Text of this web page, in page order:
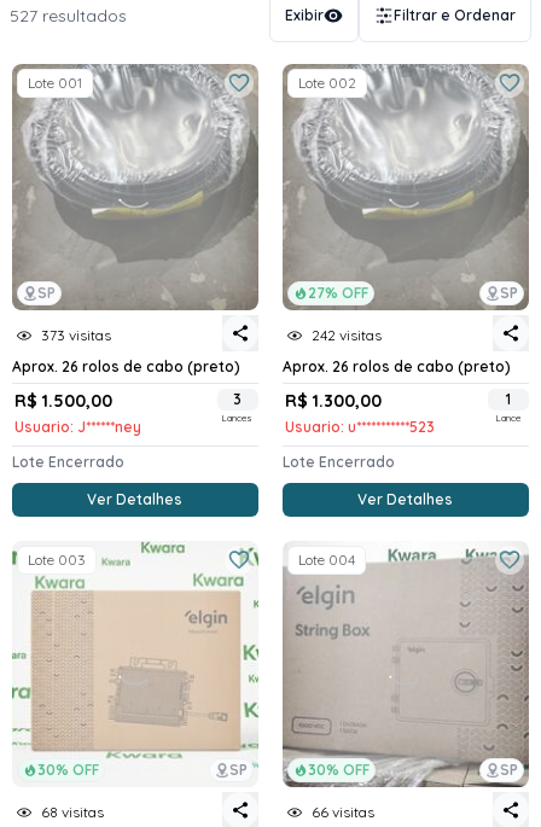
527 resultados Exibir Filtrar e Ordenar
SP
Lote 001
373 visitas
Aprox. 26 rolos de cabo (preto)
R$ 1.500,00
Usuario: J******ney
3
Lances
Lote Encerrado
Ver Detalhes
27% OFF SP
Lote 002
242 visitas
Aprox. 26 rolos de cabo (preto)
R$ 1.300,00
Usuario: u***********523
1
Lance
Lote Encerrado
Ver Detalhes
30% OFF SP
Lote 003
68 visitas
30% OFF SP
Lote 004
66 visitas